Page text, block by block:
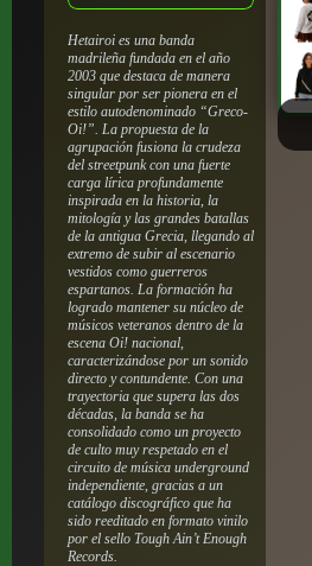
Hetairoi es una banda
madrileña fundada en el año
2003 que destaca de manera
singular por ser pionera en el
estilo autodenominado “Greco-
Oi!”. La propuesta de la
agrupación fusiona la crudeza
del streetpunk con una fuerte
carga lírica profundamente
inspirada en la historia, la
mitología y las grandes batallas
de la antigua Grecia, llegando al
extremo de subir al escenario
vestidos como guerreros
espartanos. La formación ha
logrado mantener su núcleo de
músicos veteranos dentro de la
escena Oi! nacional,
caracterizándose por un sonido
directo y contundente. Con una
trayectoria que supera las dos
décadas, la banda se ha
consolidado como un proyecto
de culto muy respetado en el
circuito de música underground
independiente, gracias a un
catálogo discográfico que ha
sido reeditado en formato vinilo
por el sello Tough Ain’t Enough
Records.